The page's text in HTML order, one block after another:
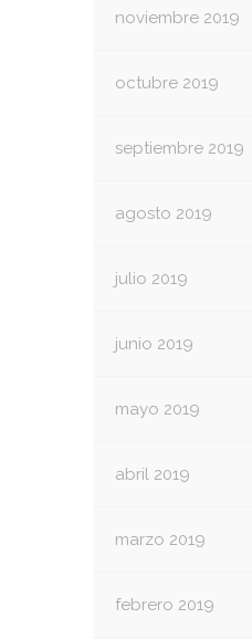
noviembre 2019
octubre 2019
septiembre 2019
agosto 2019
julio 2019
junio 2019
mayo 2019
abril 2019
marzo 2019
febrero 2019